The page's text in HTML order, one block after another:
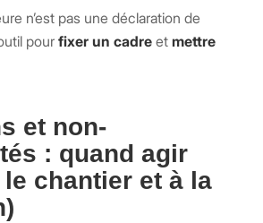
n’est pas une déclaration de
pour fixer un cadreet mettre
et non-
: quand agir
chantier et à la